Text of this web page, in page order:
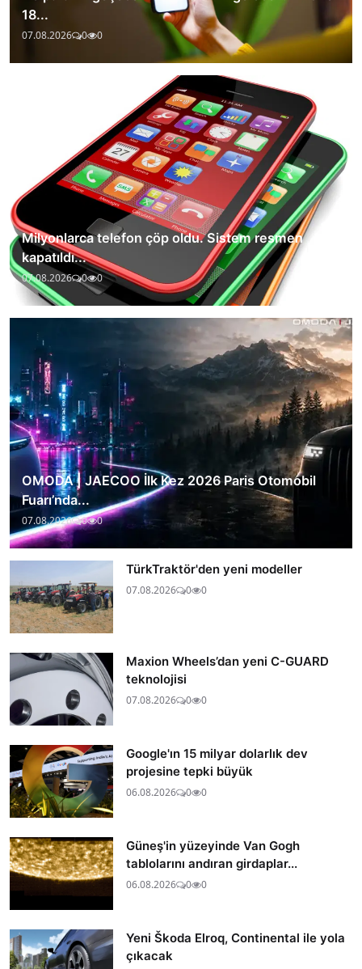
18...
07.08.2026 0 0
Milyonlarca telefon çöp oldu. Sistem resmen
kapatıldı...
07.08.2026 0 0
OMODA | JAECOO İlk Kez 2026 Paris Otomobil
Fuarı’nda...
07.08.2026 0 0
TürkTraktör'den yeni modeller
07.08.2026 0 0
Maxion Wheels’dan yeni C-GUARD
teknolojisi
07.08.2026 0 0
Google'ın 15 milyar dolarlık dev
projesine tepki büyük
06.08.2026 0 0
Güneş'in yüzeyinde Van Gogh
tablolarını andıran girdaplar...
06.08.2026 0 0
Yeni Škoda Elroq, Continental ile yola
çıkacak